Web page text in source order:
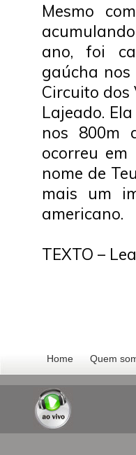
Mesmo
ano, foi
gaúcha nos
Circuito dos
Lajeado.
nos 800m
ocorreu
nome de
mais um
americano.
TEXTO –
Home Quem